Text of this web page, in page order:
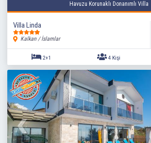
Havuzu Korunaklı Donanımlı Villa
Villa Linda
Kalkan / İslamlar